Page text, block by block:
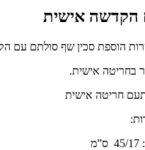
הקדשה אישית
הוספת סכין שף סולתם עם
בחריטה אישית.
חריטה אישית